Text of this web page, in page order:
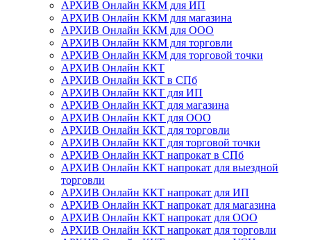
АРХИВ Онлайн ККМ для ИП
АРХИВ Онлайн ККМ для магазина
АРХИВ Онлайн ККМ для ООО
АРХИВ Онлайн ККМ для торговли
АРХИВ Онлайн ККМ для торговой точки
АРХИВ Онлайн ККТ
АРХИВ Онлайн ККТ в СПб
АРХИВ Онлайн ККТ для ИП
АРХИВ Онлайн ККТ для магазина
АРХИВ Онлайн ККТ для ООО
АРХИВ Онлайн ККТ для торговли
АРХИВ Онлайн ККТ для торговой точки
АРХИВ Онлайн ККТ напрокат в СПб
АРХИВ Онлайн ККТ напрокат для выездной
торговли
АРХИВ Онлайн ККТ напрокат для ИП
АРХИВ Онлайн ККТ напрокат для магазина
АРХИВ Онлайн ККТ напрокат для ООО
АРХИВ Онлайн ККТ напрокат для торговли